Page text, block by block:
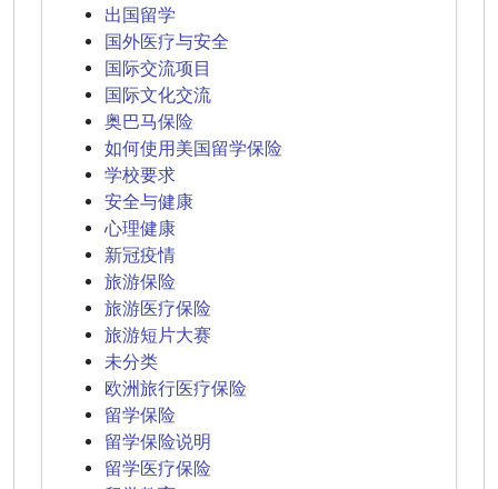
出国留学
国外医疗与安全
国际交流项目
国际文化交流
奥巴马保险
如何使用美国留学保险
学校要求
安全与健康
心理健康
新冠疫情
旅游保险
旅游医疗保险
旅游短片大赛
未分类
欧洲旅行医疗保险
留学保险
留学保险说明
留学医疗保险